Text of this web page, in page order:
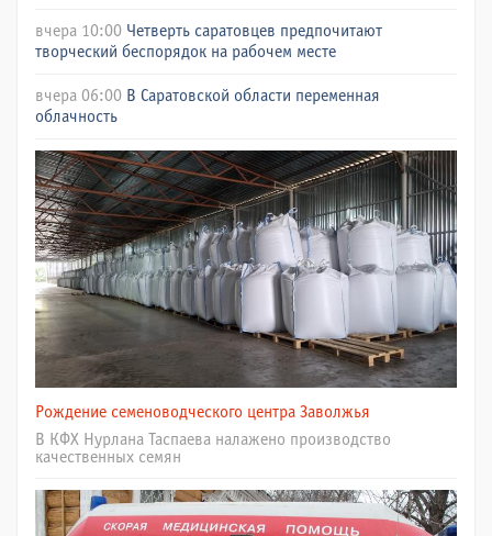
вчера 10:00 Четверть саратовцев предпочитают
творческий беспорядок на рабочем месте
вчера 06:00 В Саратовской области переменная
облачность
Рождение семеноводческого центра Заволжья
В КФХ Нурлана Таспаева налажено производство
качественных семян